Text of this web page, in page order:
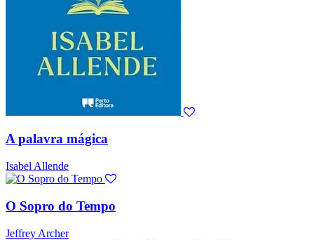
A palavra mágica
Isabel Allende
O Sopro do Tempo
Jeffrey Archer